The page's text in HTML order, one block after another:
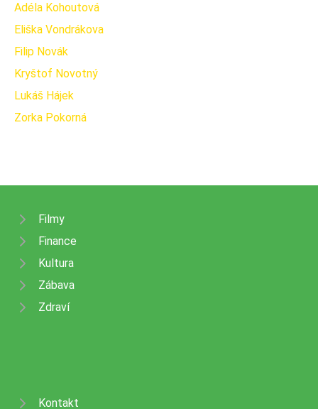
Adéla Kohoutová
Eliška Vondrákova
Filip Novák
Kryštof Novotný
Lukáš Hájek
Zorka Pokorná
Filmy
Finance
Kultura
Zábava
Zdraví
Kontakt